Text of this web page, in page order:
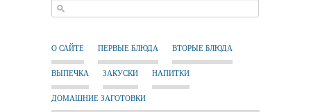
О САЙТЕ ПЕРВЫЕ БЛЮДА ВТОРЫЕ БЛЮДА
ВЫПЕЧКА ЗАКУСКИ НАПИТКИ
ДОМАШНИЕ ЗАГОТОВКИ